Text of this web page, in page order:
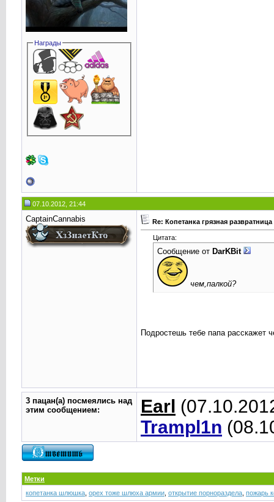
Награды
07.10.2012, 21:44
CaptainCannabis Re: Копетанка грязная развратница
Цитата:
Сообщение от DarKBit
чем,палкой?
Подростешь тебе папа расскажет
3 пацан(а) посмеялись над
этим сообщением:
Earl
Trampl1n
Метки
копетанка шлюшка, орех тоже шлюха армии, открытие порнораздела, пожарь